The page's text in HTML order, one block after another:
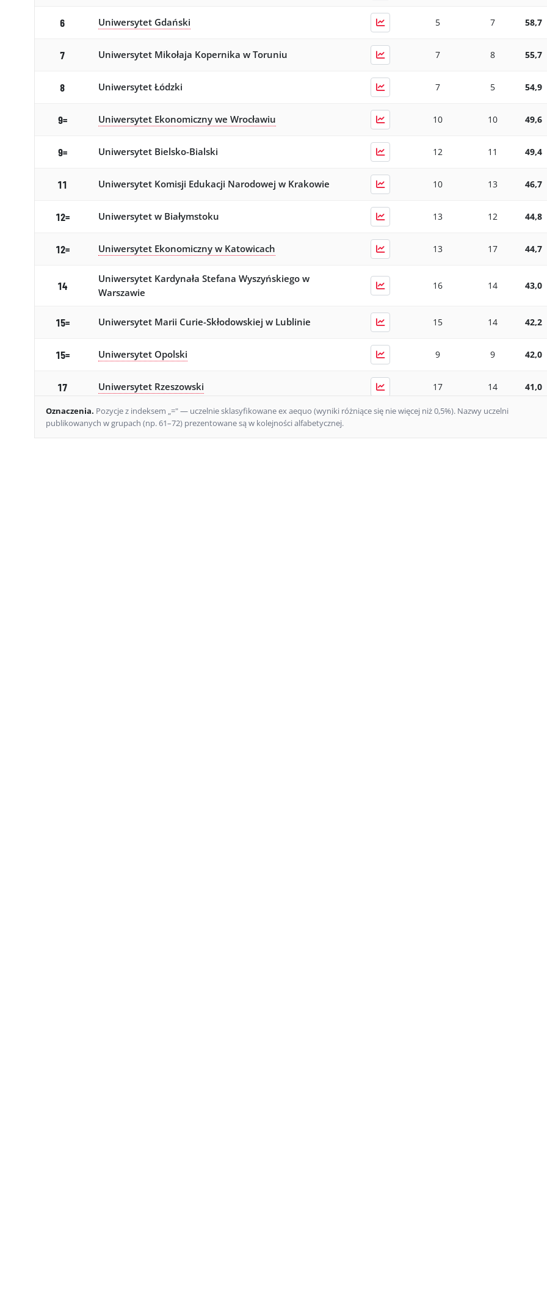
6 Uniwersytet Gdański 5 7 58,7
7 Uniwersytet Mikołaja Kopernika w Toruniu 7 8 55,7
8 Uniwersytet Łódzki 7 5 54,9
9= Uniwersytet Ekonomiczny we Wrocławiu 10 10 49,6
9= Uniwersytet Bielsko-Bialski 12 11 49,4
11 Uniwersytet Komisji Edukacji Narodowej w Krakowie 10 13 46,7
12= Uniwersytet w Białymstoku 13 12 44,8
12= Uniwersytet Ekonomiczny w Katowicach 13 17 44,7
14
Uniwersytet Kardynała Stefana Wyszyńskiego w
Warszawie
16 14 43,0
15= Uniwersytet Marii Curie-Skłodowskiej w Lublinie 15 14 42,2
15= Uniwersytet Opolski 9 9 42,0
17 Uniwersytet Rzeszowski 17 14 41,0
18 Katolicki Uniwersytet Lubelski Jana Pawła II
Oznaczenia. Pozycje z indeksem „=" — uczelnie sklasyfikowane ex aequo (wyniki różniące się nie więcej niż 0,5%). Nazwy uczelni
publikowanych w grupach (np. 61–72) prezentowane są w kolejności alfabetycznej.